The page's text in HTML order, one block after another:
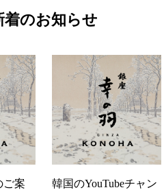
着のお知らせ
ご案
韓国のYouTubeチャン